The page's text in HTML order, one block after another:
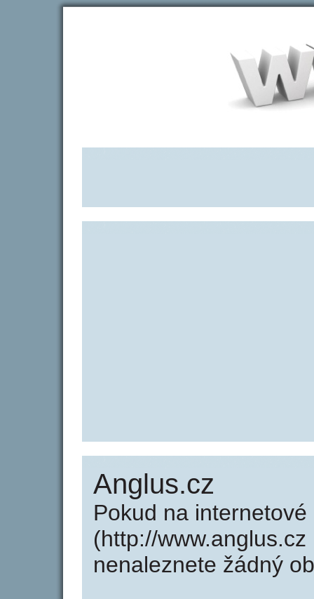
Anglus.cz
Pokud na
(http://
nenaleznete žádný